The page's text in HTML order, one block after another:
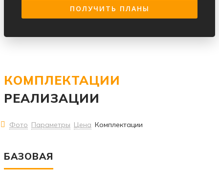
КОМПЛЕКТАЦИИ
РЕАЛИЗАЦИИ
Фото Параметры Цена Комплектации
БАЗОВАЯ